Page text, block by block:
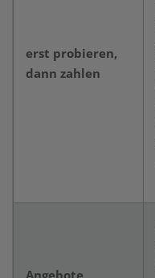
erst probieren,
dann zahlen